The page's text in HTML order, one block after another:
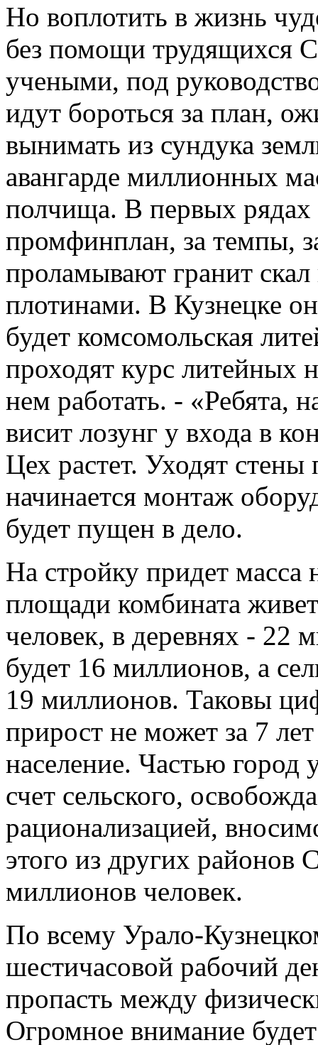
Но воплотить в жизнь
без помощи трудящихся
учеными, под
идут бороться за план,
вынимать из сундука
авангарде миллионных
полчища. В первых рядах
промфинплан, за темпы,
проламывают гранит
плотинами. В Кузнецке
будет комсомольская
проходят курс литейных
нем работать. - «Ребята,
висит лозунг у входа в
Цех растет. Уходят
начинается монтаж
будет пущен в дело.
На стройку придет
площади комбината
человек, в деревнях - 22
будет 16 миллионов, а
19 миллионов. Таковы
прирост не может за 7
население. Частью город
счет сельского,
рационализацией,
этого из других районов
миллионов человек.
По всему Урало-
шестичасовой рабочий
пропасть между
Огромное внимание